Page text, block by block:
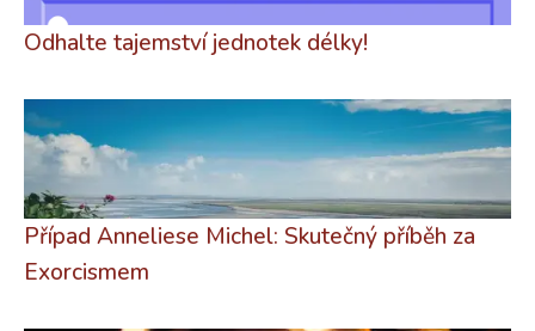
Odhalte tajemství jednotek délky!
Případ Anneliese Michel: Skutečný příběh za
Exorcismem